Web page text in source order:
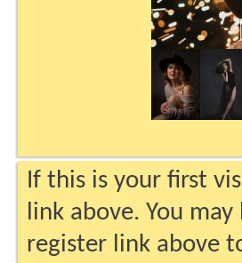
If this is your first
link above. You
register link above